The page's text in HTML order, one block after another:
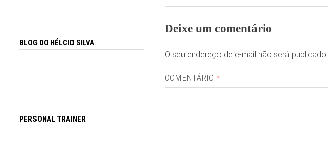
Deixe um comentário
O seu endereço de e-mail não será publicado.
COMENTÁRIO*
BLOG DO HÉLCIO SILVA
PERSONAL TRAINER